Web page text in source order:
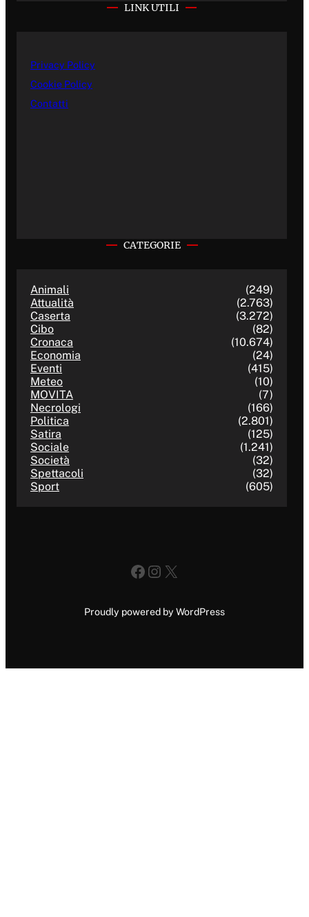
LINK UTILI
Privacy Policy
Cookie Policy
Contatti
CATEGORIE
Animali
(249)
Attualità
(2.763)
Caserta
(3.272)
Cibo
(82)
Cronaca
(10.674)
Economia
(24)
Eventi
(415)
Meteo
(10)
MOVITA
(7)
Necrologi
(166)
Politica
(2.801)
Satira
(125)
Sociale
(1.241)
Società
(32)
Spettacoli
(32)
Sport
(605)
Facebook
Instagram
X
Proudly powered by WordPress